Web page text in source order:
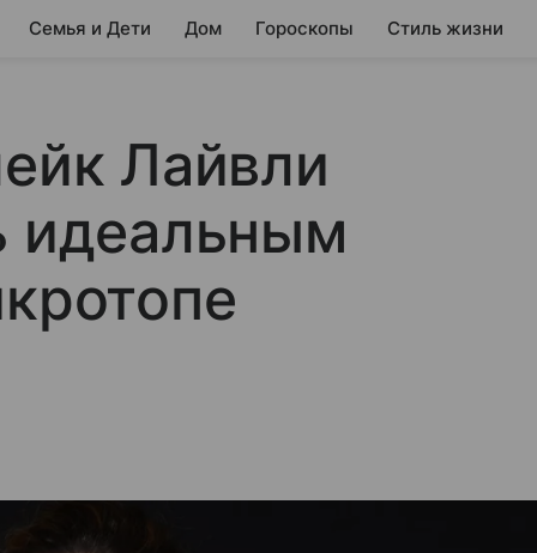
Семья и Дети Дом Гороскопы Стиль жизни
Лайвли
идеальным